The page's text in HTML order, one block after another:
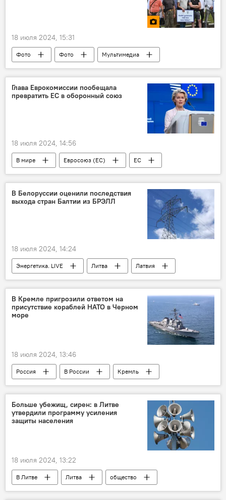
18 июля 2024, 15:31
Фото Фото
Мультимедиа
В Литве
Литва
акция протеста
митинг
общество
Глава Еврокомиссии пообещала
превратить ЕС в оборонный союз
18 июля 2024, 14:56
В мире Евросоюз (ЕС)
ЕС
Россия
Еврокомиссия (ЕК)
Урсула фон дер Ляйен
Дмитрий Песков
оборона
Политика
В Белоруссии оценили последствия
выхода стран Балтии из БРЭЛЛ
18 июля 2024, 14:24
Энергетика. LIVE Литва
Латвия
Эстония
Белоруссия
энергоснабжение
энергетика
БРЭЛЛ
В Кремле пригрозили ответом на
присутствие кораблей НАТО в Черном
море
18 июля 2024, 13:46
Россия В России
Кремль
Дмитрий Песков
Черное море
Больше убежищ, сирен: в Литве
утвердили программу усиления
защиты населения
18 июля 2024, 13:22
В Литве Литва
общество
Общество
Сейм Сейм Литвы